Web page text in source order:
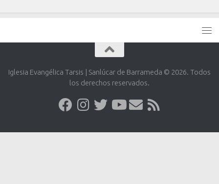
Iglesia Evangélica Tarsis | Sanlúcar de Barrameda © 2026. Todos
los derechos reservados.